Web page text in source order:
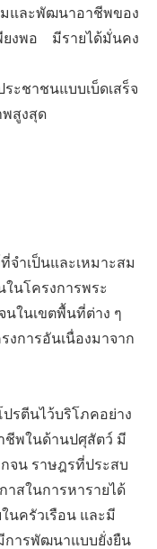
และพัฒนาอาชีพของ
ยงพอ มีรายได้มั่นคง
ะชาชนแบบเบ็ดเสร็จ
พสูงสุด
จำเป็นและเหมาะสม
ในโครงการพระ
นในเขตพื้นที่ต่าง ๆ
งการอันเนื่องมาจาก
ปรตีนไว้บริโภคอย่าง
ชีพในด้านปศุสัตว์ มี
จน ราษฎรที่ประสบ
สในการหารายได้
นครัวเรือน และมี
การพัฒนาแบบยั่งยืน